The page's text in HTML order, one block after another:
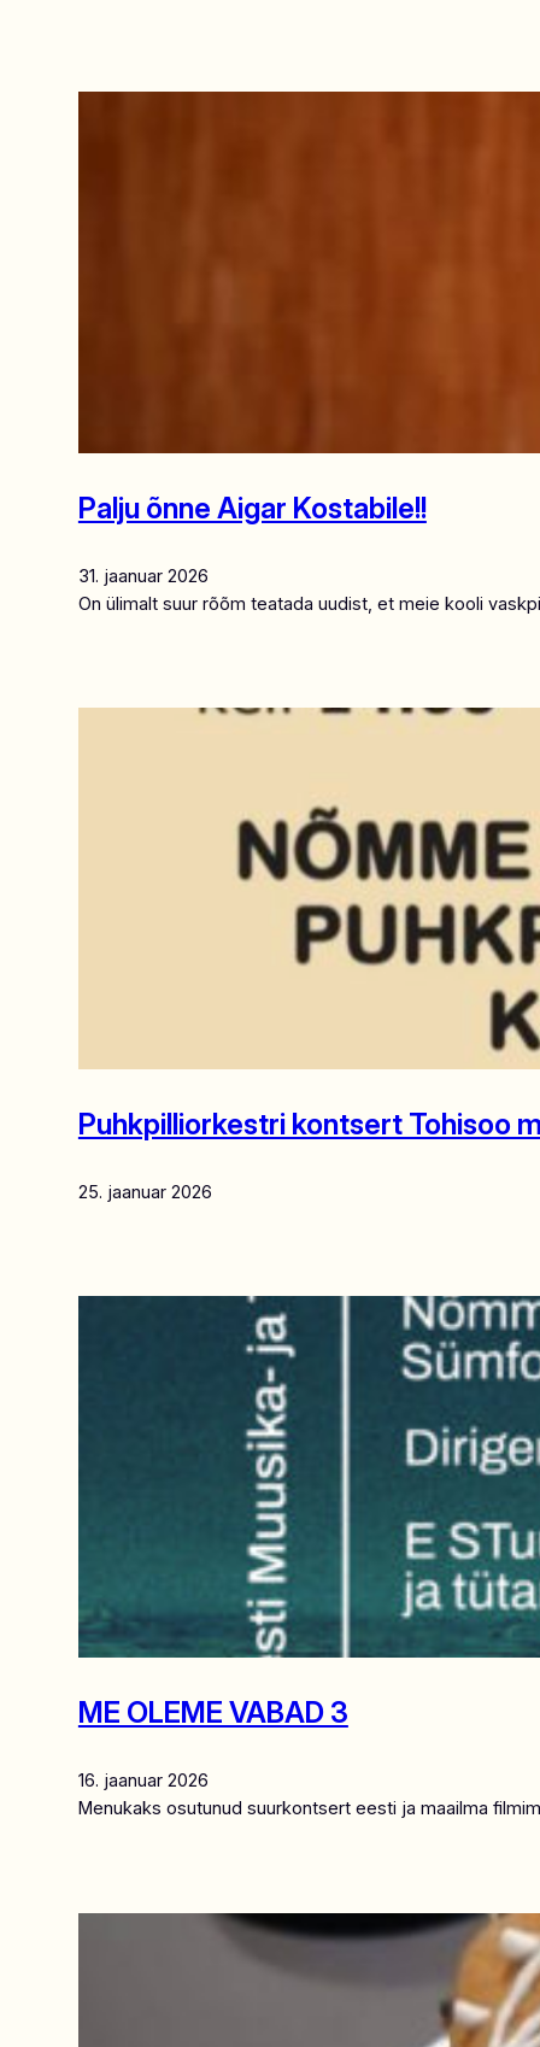
Palju õnne Aigar Kostabile!!
31. jaanuar 2026
On ülimalt suur rõõm teatada uudist, et meie kooli
Puhkpilliorkestri kontsert Tohisoo
25. jaanuar 2026
ME OLEME VABAD 3
16. jaanuar 2026
Menukaks osutunud suurkontsert eesti ja maailma